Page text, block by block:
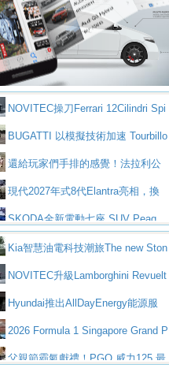
精彩
淨零減碳指標性應用 純電動水泥預
消防車除了滅火裝備還需要什麼？
“準” 消防車的究竟
大益金龍初試啼聲，汽柴油5噸貨車
手正宗年鑑2025年全球自動車年鑑1月
！2024第六屆ISUZU運轉職人挑戰賽
進南台灣熱烈開戰
豪華電能休旅新星 Audi Q4 Sportba
tron S line
Scania Taiwan 逆風而行，加深力
布局
鎖定七人座豪華市場
BMW攜手漫威電影【蜘蛛人：重生
Skoda 發表全新 Peaq 內裝：七人
旗艦 SUV，行李廂最大可達 935 公
全新純電 Mercedes-Benz C 400 4
Electric 登場
奢華與科技大躍進，MAZDA全新3
全方位進化提前亮相並展開預售94.9
馬自達公布 2027 年式 MX-5 更
增 Yakudo 特別版
Skoda Peaq 發表全新電動動力系
續航逾 640 公里、支援雙向供電
BMW M2 首度導入 xDrive 四驅，
瑞士需求成關鍵推手
The all-new T-Roc 魅力 自成焦點
Maserati GT2 Stradale「Tribute to
」全球首度亮相
迎接 RANGE ROVER 品牌家族第
員 全新 RANGE ROVER GT 預告登
造型華麗時尚、科技座艙再進化，P
208小改款發表上市94.8萬起
NOVITEC操刀Ferrari 12Cilindri Spi
維空力、鍛造輪圈與Inconel排氣
BUGATTI 以模擬技術加速 Tourbillo
發
還給玩家們手排的感覺！法拉利公
Manaule手排超跑產品細節
現代2027年式8代Elantra亮相，換
利的造型、更先進的資訊娛樂系統及
的動力
SKODA全新電動七座 SUV Peaq
擁有品牌史上最寬敞且豪華的座艙
AUDI推出首款高性能油電超跑Nuvo
到100公里加速2.6秒、極速350公里
百年三叉戟傳奇再啟程 Maserati 重
Miglia 傳承競速榮耀
法拉利首款純電跑車Luce亮相，最
超過1000匹並具備530公里最大續航
小車大空間、座艙科技更先進，SK
表全新純電跨界休旅Eipq祭平民化車
賓士AMG.EA專屬平台首作，Merc
Kia智慧油電科技潮旅The new Ston
累計銷量創歷史新高
NOVITEC升級Lamborghini Revuelt
輸出增至1,048匹
Hyundai推出AllDayEnergy能源服
動車化身行動儲能系統
2026 Formula 1 Singapore Grand P
坡大獎賽 Audi 極速之旅開放報名
父親節霸氣獻禮！PGO 威力125 最